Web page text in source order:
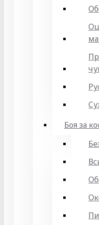
Боя за